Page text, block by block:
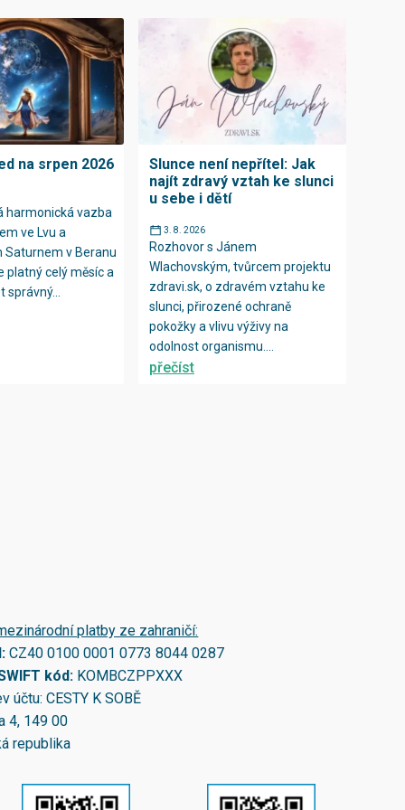
na srpen 2026
harmonická vazba
ve Lvu a
Saturnem v Beranu
platný celý měsíc a
správný...
Slunce není nepřítel: Jak
najít zdravý vztah ke slunci
u sebe i dětí
3. 8. 2026
Rozhovor s Jánem
Wlachovským, tvůrcem projektu
zdravi.sk, o zdravém vztahu ke
slunci, přirozené ochraně
pokožky a vlivu výživy na
odolnost organismu....
přečíst
platby ze zahraničí:
CZ40 0100 0001 0773 8044 0287
kód: KOMBCZPPXXX
účtu: CESTY K SOBĚ
4, 149 00
republika